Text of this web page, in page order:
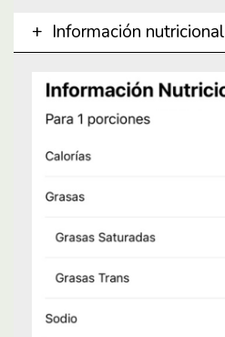
Información nutricional